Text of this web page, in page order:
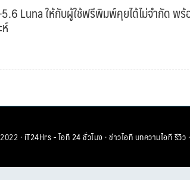
5.6 Luna ให้กับผู้ใช้ฟรีพิมพ์คุยได้ไม่จำกัด พ
·iT24Hrs - ไอที 24 ชั่วโมง ·ข่าวไอทีบทความไอทีรีวิว ·